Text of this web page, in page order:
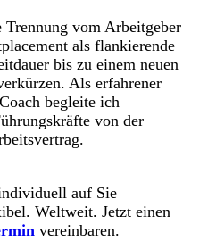
Trennung vom Arbeitgeber
als flankierende
bis zu einem neuen
Als erfahrener
begleite ich
von der
auf Sie
Weltweit. Jetzt einen
vereinbaren.